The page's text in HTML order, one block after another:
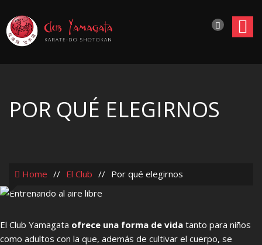
POR QUÉ ELEGIRNOS
Home // El Club // Por qué elegirnos
El Club Yamagata ofrece una forma de vida tanto para niños
como adultos con la que, además de cultivar el cuerpo, se